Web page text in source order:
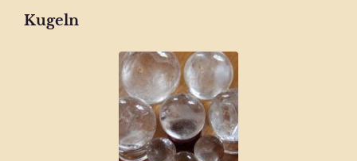
Kugeln